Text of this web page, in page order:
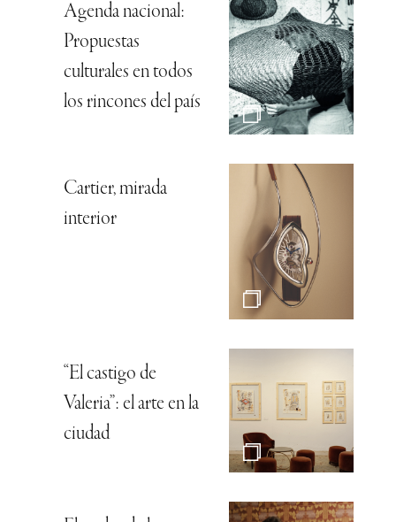
Agenda nacional:
Propuestas
culturales en todos
los rincones del país
Cartier, mirada
interior
“El castigo de
Valeria”: el arte en la
ciudad